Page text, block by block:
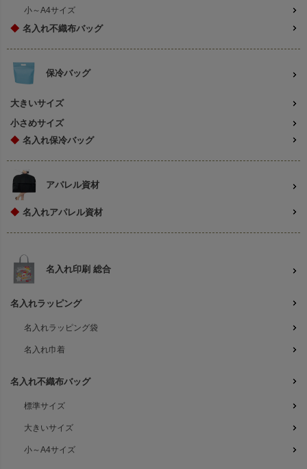
小～A4サイズ
◆ 名入れ不織布バッグ
保冷バッグ
大きいサイズ
小さめサイズ
◆ 名入れ保冷バッグ
アパレル資材
◆ 名入れアパレル資材
名入れ印刷 総合
名入れラッピング
名入れラッピング袋
名入れ巾着
名入れ不織布バッグ
標準サイズ
大きいサイズ
小～A4サイズ